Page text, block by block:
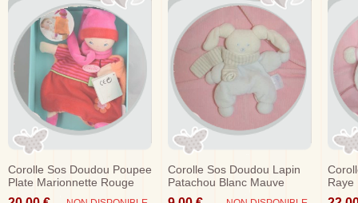
Corolle Sos Doudou Poupee
Plate Marionnette Rouge
Orange Fleur Grenadine
Corolle Sos Doudou Lapin
Patachou Blanc Mauve
Violet Petit
Raye